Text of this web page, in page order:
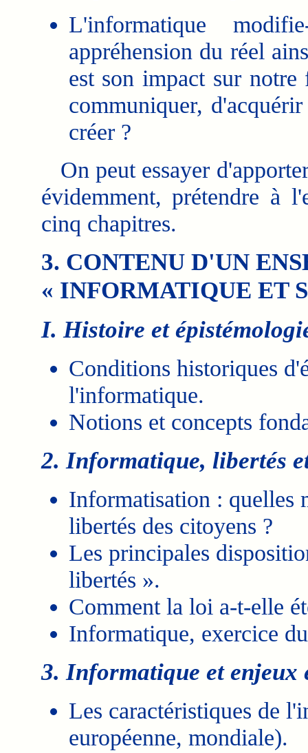
L'informatique
appréhension du réel
est son impact sur
communiquer,
créer ?
On peut essayer
évidemment, prétendre à
cinq chapitres.
3. CONTENU D'UN
« INFORMATIQUE ET
I. Histoire et
Conditions historiques
l'informatique.
Notions et concepts
2. Informatique, libertés
Informatisation : quelles
libertés des citoyens ?
Les principales
libertés ».
Comment la loi a-t-elle
Informatique, exercice
3. Informatique et enjeux
Les caractéristiques de
européenne, mondiale).